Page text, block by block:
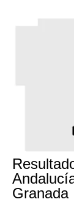
Granada